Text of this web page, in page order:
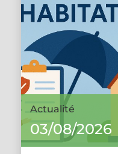
Actualité
03/08/2026